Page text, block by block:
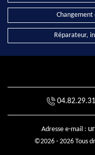
Réparateur,
Adresse e-mail :
©2026 - 2026 Tous